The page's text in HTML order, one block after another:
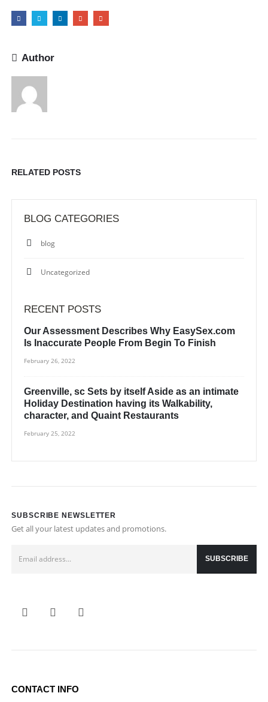
Author
RELATED POSTS
BLOG CATEGORIES
blog
Uncategorized
RECENT POSTS
Our Assessment Describes Why EasySex.com
Is Inaccurate People From Begin To Finish
February 26, 2022
Greenville, sc Sets by itself Aside as an intimate
Holiday Destination having its Walkability,
character, and Quaint Restaurants
February 25, 2022
SUBSCRIBE NEWSLETTER
Get all your latest updates and promotions.
CONTACT INFO